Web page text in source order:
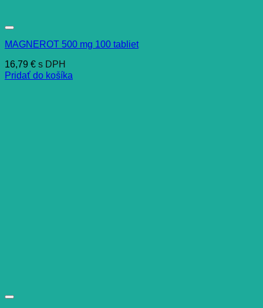
MAGNEROT 500 mg 100 tabliet
16,79 € s DPH
Pridať do košíka